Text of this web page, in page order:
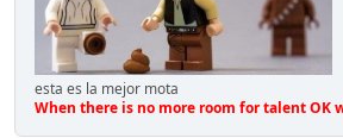
esta es la mejor mota
When there is no more room for talent OK